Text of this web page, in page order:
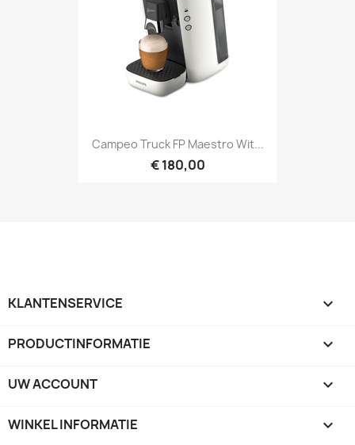
Campeo Truck FP Maestro Wit...
€ 180,00
KLANTENSERVICE 
PRODUCTINFORMATIE 
UW ACCOUNT 
WINKEL INFORMATIE keyboard_arrow_down